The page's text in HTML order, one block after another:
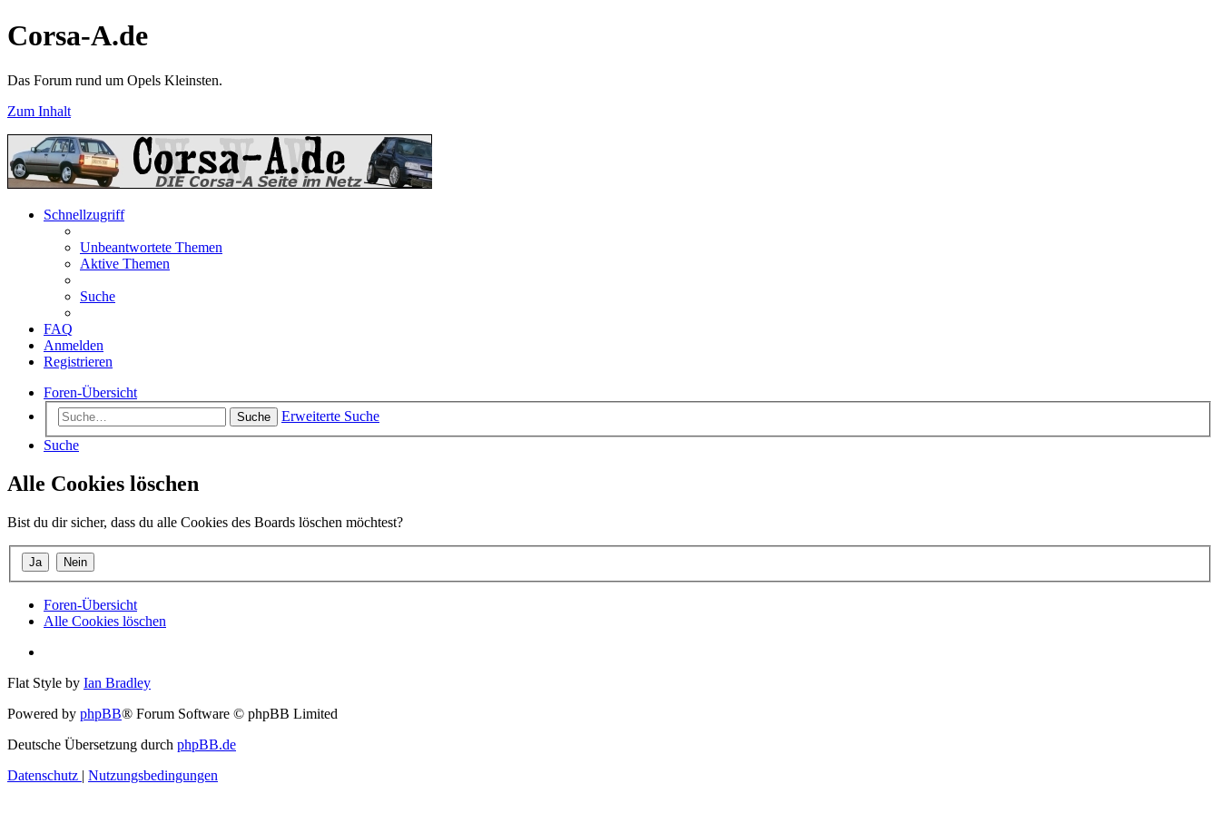
Corsa-A.de
Das Forum rund um Opels Kleinsten.
Zum Inhalt
Schnellzugriff
Unbeantwortete Themen
Aktive Themen
Suche
FAQ
Anmelden
Registrieren
Foren-Übersicht
Suche
Erweiterte Suche
Suche
Alle Cookies löschen
Bist du dir sicher, dass du alle Cookies des Boards löschen möchtest?
Foren-Übersicht
Alle Cookies löschen
Flat Style by Ian Bradley
Powered by phpBB® Forum Software © phpBB Limited
Deutsche Übersetzung durch phpBB.de
Datenschutz | Nutzungsbedingungen